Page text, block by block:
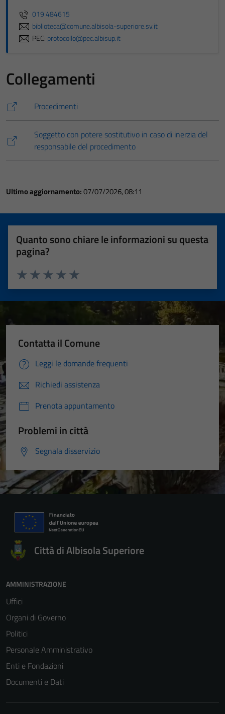
019 484615
biblioteca@comune.albisola-superiore.sv.it
PEC: protocollo@pec.albisup.it
Collegamenti
Procedimenti
Soggetto con potere sostitutivo in caso di inerzia del
responsabile del procedimento
Ultimo aggiornamento:07/07/2026, 08:11
Quanto sono chiare le informazioni su questa
pagina?
Valuta 5 stelle su 5
Valuta 4 stelle su 5
Valuta 3 stelle su 5
Valuta 2 stelle su 5
Valuta 1 stelle su 5
Contatta il Comune
Leggi le domande frequenti
Richiedi assistenza
Prenota appuntamento
Problemi in città
Segnala disservizio
Città di Albisola Superiore
AMMINISTRAZIONE
Uffici
Organi di Governo
Politici
Personale Amministrativo
Enti e Fondazioni
Documenti e Dati